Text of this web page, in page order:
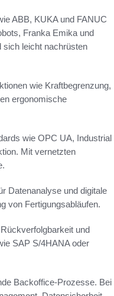
ABB, KUKA und FANUC
Franka Emika und
sich leicht nachrüsten
wie Kraftbegrenzung,
ergonomische
wie OPC UA, Industrial
Mit vernetzten
Datenanalyse und digitale
von Fertigungsabläufen.
und
SAP S/4HANA oder
Backoffice-Prozesse. Bei